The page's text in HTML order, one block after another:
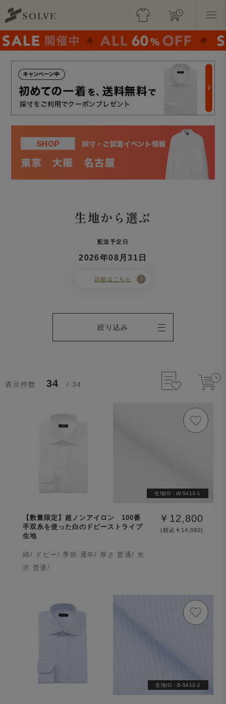
生地から選ぶ
配送予定日
2026年08月31日
詳細はこちら
絞り込み
表示件数 34 / 34
生地ID : W-5413-1
【数量限定】超ノンアイロン 100番
手双糸を使った白のドビーストライプ
生地
綿/ ドビー/ 季節 通年/ 厚さ 普通/ 光
沢 普通/
￥12,800
(税込￥14,080)
生地ID : B-5413-2